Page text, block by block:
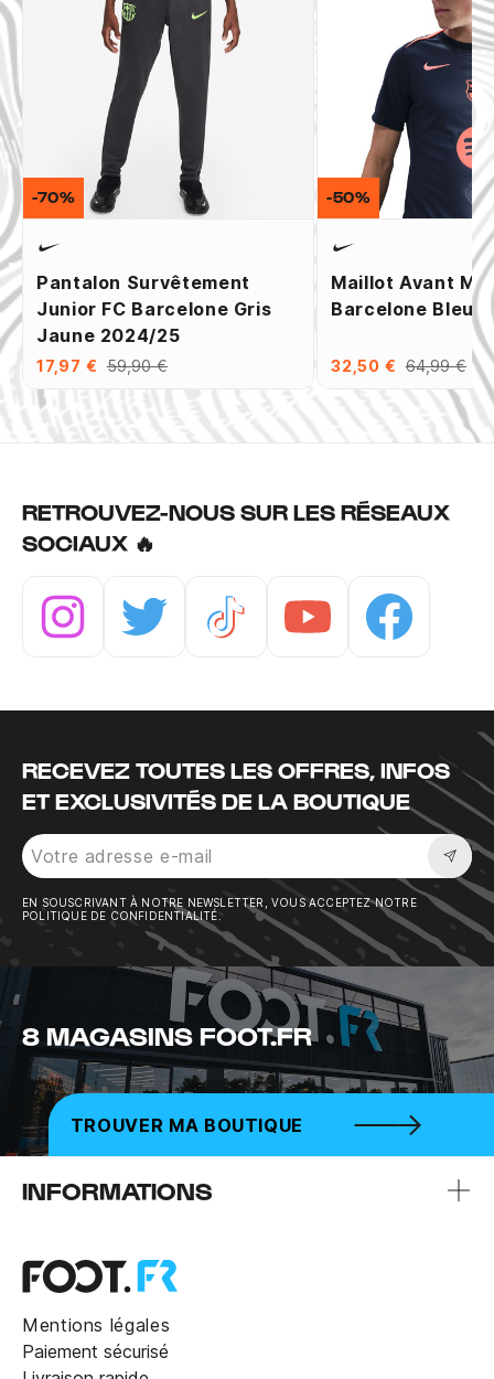
Pantalon Survêtement
Junior FC Barcelone Gris
Jaune 2024/25
17,97 € 59,90 €
-70%
Maillot Avant
Barcelone Bleu
32,50 € 64,99 €
-50%
RETROUVEZ-NOUS SUR LES RÉSEAUX
SOCIAUX 🔥
RECEVEZ TOUTES LES OFFRES, INFOS
ET EXCLUSIVITÉS DE LA BOUTIQUE
EN SOUSCRIVANT À NOTRE NEWSLETTER, VOUS ACCEPTEZ NOTRE
POLITIQUE DE CONFIDENTIALITÉ.
8 MAGASINS FOOT.FR
TROUVER MA BOUTIQUE
INFORMATIONS
Mentions légales
Paiement sécurisé